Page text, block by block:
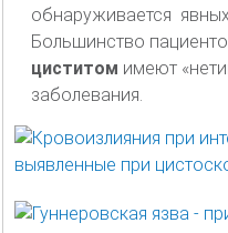
обнаруживается
Большинство
циститом имеют
заболевания.